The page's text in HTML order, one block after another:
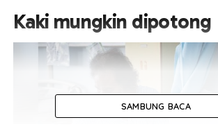
Kaki mungkin dipotong
SAMBUNG BACA